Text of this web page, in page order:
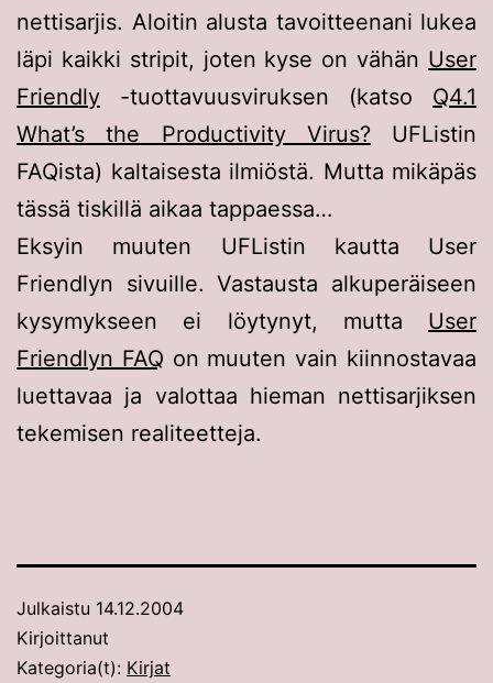
nettisarjis. Aloitin alusta tavoitteenani lukea
läpi kaikki stripit, joten kyse on vähän User
Friendly -tuottavuusviruksen (katso Q4.1
What’s the Productivity Virus? UFListin
FAQista) kaltaisesta ilmiöstä. Mutta mikäpäs
tässä tiskillä aikaa tappaessa…
Eksyin muuten UFListin kautta User
Friendlyn sivuille. Vastausta alkuperäiseen
kysymykseen ei löytynyt, mutta User
Friendlyn FAQ on muuten vain kiinnostavaa
luettavaa ja valottaa hieman nettisarjiksen
tekemisen realiteetteja.
Julkaistu 14.12.2004
Kirjoittanut
Kategoria(t): Kirjat